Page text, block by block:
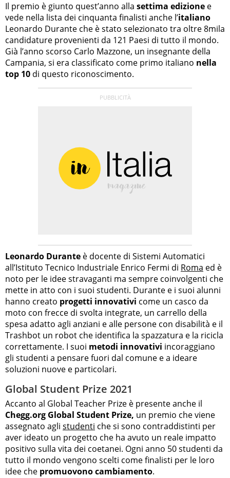
Il premio è giunto quest’anno alla settima edizione e
vede nella lista dei cinquanta finalisti anche l’italiano
Leonardo Durante che è stato selezionato tra oltre 8mila
candidature provenienti da 121 Paesi di tutto il mondo.
Già l’anno scorso Carlo Mazzone, un insegnante della
Campania, si era classificato come primo italiano nella
top 10 di questo riconoscimento.
Leonardo Durante è docente di Sistemi Automatici
all’Istituto Tecnico Industriale Enrico Fermi di Roma ed è
noto per le idee stravaganti ma sempre coinvolgenti che
mette in atto con i suoi studenti. Durante e i suoi alunni
hanno creato progetti innovativi come un casco da
moto con frecce di svolta integrate, un carrello della
spesa adatto agli anziani e alle persone con disabilità e il
Trashbot un robot che identifica la spazzatura e la ricicla
correttamente. I suoi metodi innovativi incoraggiano
gli studenti a pensare fuori dal comune e a ideare
soluzioni nuove e particolari.
Global Student Prize 2021
Accanto al Global Teacher Prize è presente anche il
Chegg.org Global Student Prize, un premio che viene
assegnato agli studenti che si sono contraddistinti per
aver ideato un progetto che ha avuto un reale impatto
positivo sulla vita dei coetanei. Ogni anno 50 studenti da
tutto il mondo vengono scelti come finalisti per le loro
idee che promuovono cambiamento.